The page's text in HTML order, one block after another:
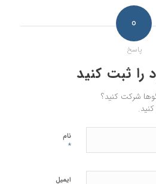
0
پاسخ
را ثبت کنید
شرکت کنید؟
نام
*
ایمیل